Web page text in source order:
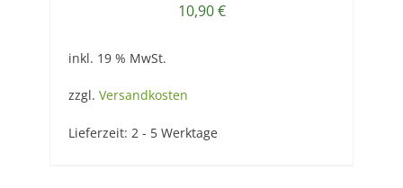
10,90€
inkl. 19 % MwSt.
zzgl. Versandkosten
Lieferzeit: 2 - 5 Werktage